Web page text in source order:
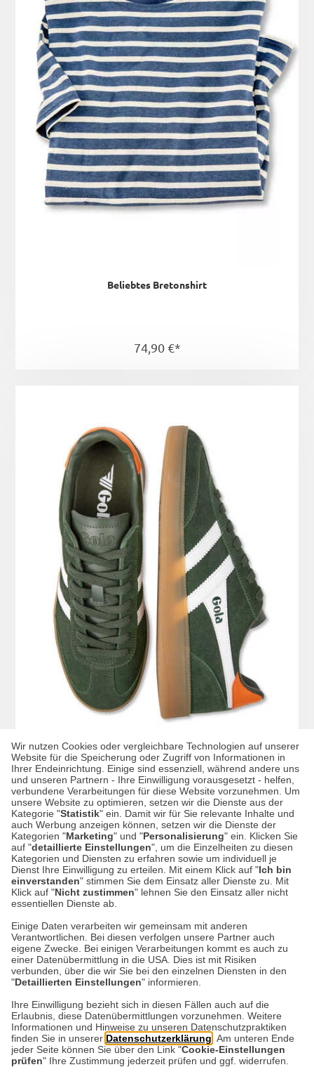
Wir nutzen Cookies oder vergleichbare Technologien auf unserer
Website für die Speicherung oder Zugriff von Informationen in
Ihrer Endeinrichtung. Einige sind essenziell, während andere uns
und unseren Partnern - Ihre Einwilligung vorausgesetzt - helfen,
verbundene Verarbeitungen für diese Website vorzunehmen. Um
unsere Website zu optimieren, setzen wir die Dienste aus der
Kategorie "Statistik" ein. Damit wir für Sie relevante Inhalte und
auch Werbung anzeigen können, setzen wir die Dienste der
Kategorien "Marketing" und "Personalisierung" ein. Klicken Sie
auf "detaillierte Einstellungen", um die Einzelheiten zu diesen
Kategorien und Diensten zu erfahren sowie um individuell je
Dienst Ihre Einwilligung zu erteilen. Mit einem Klick auf "Ich bin
einverstanden" stimmen Sie dem Einsatz aller Dienste zu. Mit
Klick auf "Nicht zustimmen" lehnen Sie den Einsatz aller nicht
essentiellen Dienste ab.
Einige Daten verarbeiten wir gemeinsam mit anderen
Verantwortlichen. Bei diesen verfolgen unsere Partner auch
eigene Zwecke. Bei einigen Verarbeitungen kommt es auch zu
einer Datenübermittlung in die USA. Dies ist mit Risiken
verbunden, über die wir Sie bei den einzelnen Diensten in den
"Detaillierten Einstellungen" informieren.
Ihre Einwilligung bezieht sich in diesen Fällen auch auf die
Erlaubnis, diese Datenübermittlungen vorzunehmen. Weitere
Informationen und Hinweise zu unseren Datenschutzpraktiken
finden Sie in unserer Datenschutzerklärung . Am unteren Ende
jeder Seite können Sie über den Link "Cookie-Einstellungen
prüfen" Ihre Zustimmung jederzeit prüfen und ggf. widerrufen.
Beliebtes Bretonshirt
74,90 €*
Gola-Sneaker 'Viper'
99,90 €*
Datenschutz
Impressum
Kontakt